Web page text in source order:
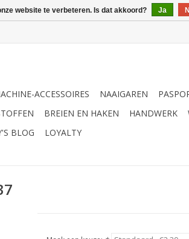
ACCESSOIRES NAAIGAREN
BREIEN EN HAKEN HANDWERK
BLOG LOYALTY
website te verbeteren. Is dat akkoord? Ja